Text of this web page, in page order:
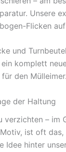
Unsere
Flicken
und
komplett
den Mülleimer.
der Haltung
verzichten – im
ist oft
hinter